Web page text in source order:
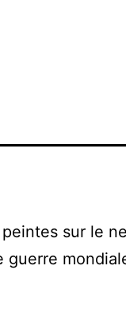
peintes sur le
guerre